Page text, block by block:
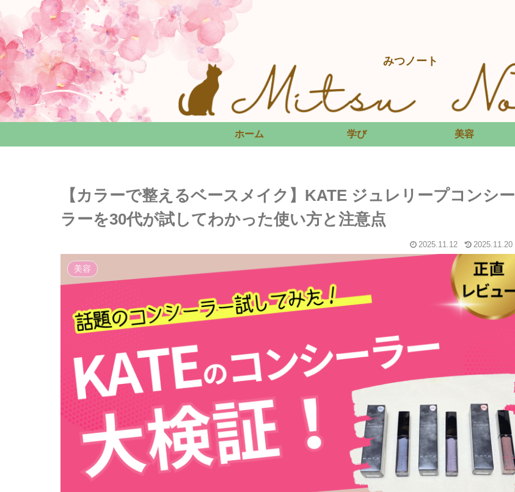
みつノート
ホーム 学び 美容
【カラーで整えるベースメイク】KATE ジュレリープコンシー
ラーを30代が試してわかった使い方と注意点
2025.11.12 2025.11.20
美容